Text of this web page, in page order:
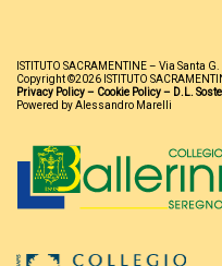
ISTITUTO SACRAMENTINE – Via Santa
Copyright ©2026 ISTITUTO
Privacy Policy– Cookie Policy– D.L.
Powered by Alessandro Marelli